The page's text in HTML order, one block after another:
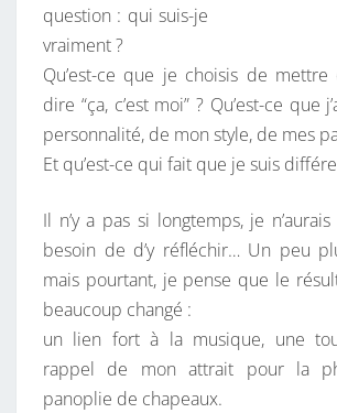
I
T
É
?
question : qui suis-je
vraiment ?
Qu’est-ce que je choisis de
dire “ça, c’est moi” ? Qu’est-ce que
personnalité, de mon style, de mes
Et qu’est-ce qui fait que je suis
Il n’y a pas si longtemps, je
besoin de d’y réfléchir… Un peu
mais pourtant, je pense que le
beaucoup changé :
un lien fort à la musique, une
rappel de mon attrait pour la
panoplie de chapeaux.